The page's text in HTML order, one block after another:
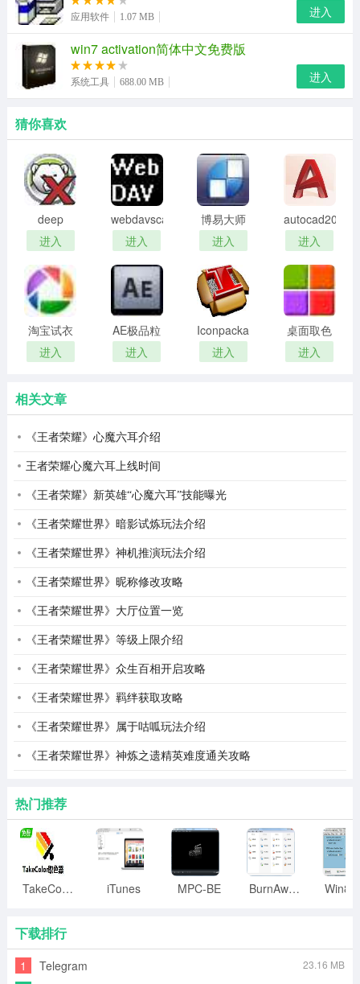
应用软件 1.07 MB 进入
win7 activation简体中文免费版
系统工具 688.00 MB 进入
猜你喜欢
deep
freeze
password
remover(冰
点还原密
码清除器)
进入
webdavscan
客户端
(web漏洞
扫描软件)
进入
博易大师
资管版
进入
autocad2002
迷你版
进入
淘宝试衣
服软件
进入
AE极品粒
子插件
(Trapcode
进入
Iconpackager
中文补丁
进入
桌面取色
工具
colorpix
进入
相关文章
《王者荣耀》心魔六耳介绍
王者荣耀心魔六耳上线时间
《王者荣耀》新英雄“心魔六耳”技能曝光
《王者荣耀世界》暗影试炼玩法介绍
《王者荣耀世界》神机推演玩法介绍
《王者荣耀世界》昵称修改攻略
《王者荣耀世界》大厅位置一览
《王者荣耀世界》等级上限介绍
《王者荣耀世界》众生百相开启攻略
《王者荣耀世界》羁绊获取攻略
《王者荣耀世界》属于咕呱玩法介绍
《王者荣耀世界》神炼之遗精英难度通关攻略
热门推荐
TakeColor取色器 iTunes MPC-BE BurnAware
下载排行
1 Telegram 23.16 MB